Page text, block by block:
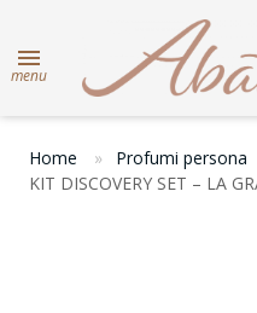
menu
Home Profumi persona
KIT DISCOVERY SET – LA